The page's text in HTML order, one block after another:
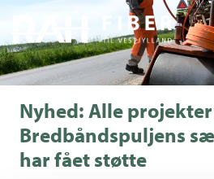
Nyhed: Alle
Bredbåndspuljens
har fået støtte